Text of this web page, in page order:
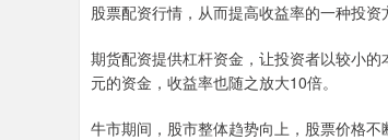
股票配资行情，从而提高收益率的一种投资
期货配资提供杠杆资金，让投资者以较小
元的资金，收益率也随之放大10倍。
牛市期间，股市整体趋势向上，股票价格